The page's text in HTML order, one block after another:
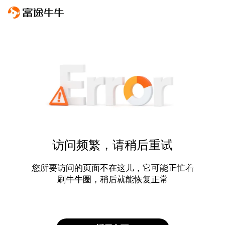
访问频繁，请稍后重试
您所要访问的页面不在这儿，它可能正忙着
刷牛牛圈，稍后就能恢复正常